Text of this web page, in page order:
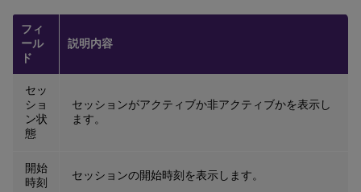
フィ
ール
ド
説明内容
セッ
ショ
ン状
態
セッションがアクティブか非アクティブかを表示し
ます。
開始
時刻
セッションの開始時刻を表示します。